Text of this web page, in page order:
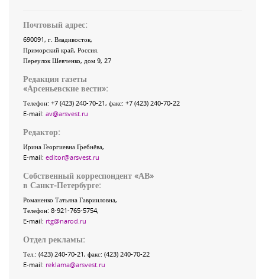
Почтовый адрес:
690091, г. Владивосток,
Приморский край, Россия
Переулок Шевченко, дом 9, 27
Редакция газеты
«Арсеньевские вести»:
Телефон: +7 (423) 240-70-21, факс: +7 (423) 240-70-22
E-mail: av@arsvest.ru
Редактор:
Ирина Георгиевна Гребнёва,
E-mail: editor@arsvest.ru
Собственный корреспондент «АВ»
в Санкт-Петербурге:
Романенко Татьяна Гаврииловна,
Телефон: 8-921-765-5754,
E-mail: rtg@narod.ru
Отдел рекламы:
Тел.: (423) 240-70-21, факс: (423) 240-70-22
E-mail: reklama@arsvest.ru